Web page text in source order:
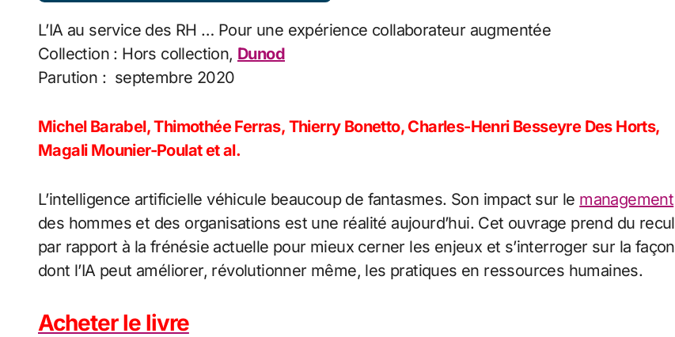
L’IA au service des RH … Pour une expérience collaborateur augmentée
Collection : Hors collection, Dunod
Parution : septembre 2020
Michel Barabel, Thimothée Ferras, Thierry Bonetto, Charles-Henri Besseyre Des Horts,
Magali Mounier-Poulat et al.
L’intelligence artificielle véhicule beaucoup de fantasmes. Son impact sur le management
des hommes et des organisations est une réalité aujourd’hui. Cet ouvrage prend du recul
par rapport à la frénésie actuelle pour mieux cerner les enjeux et s’interroger sur la façon
dont l’IA peut améliorer, révolutionner même, les pratiques en ressources humaines.
Acheter le livre